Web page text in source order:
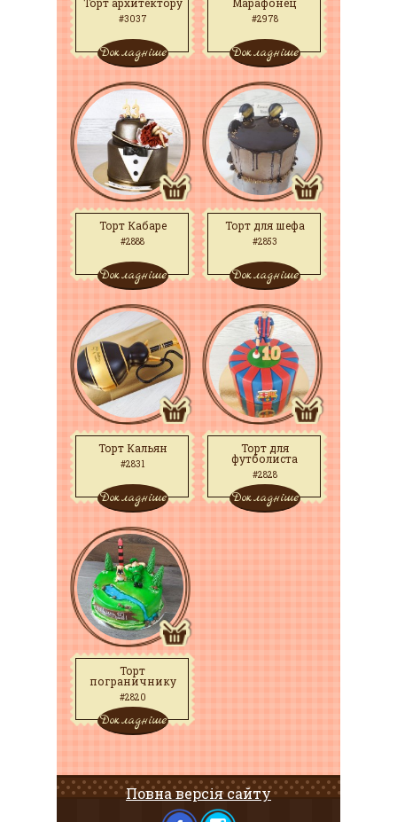
#3037
Докладніше
#2978
Докладніше
Торт Кабаре
#2888
Докладніше
Торт для шефа
#2853
Докладніше
Торт Кальян
#2831
Докладніше
Торт для
футболиста
#2828
Докладніше
Торт
пограничнику
#2820
Докладніше
Повна версія сайту